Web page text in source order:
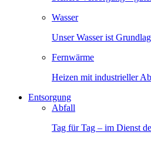
Wasser
Unser Wasser ist
Fernwärme
Heizen mit industrieller
Entsorgung
Abfall
Tag für Tag – im Dienst